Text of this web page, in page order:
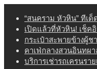
content
“สนคราม หัวหิน” ทีเ
เปิดแล้วที่หัวหิน! เช็ค
กระเป๋าสะพายข้างผู้
คาเฟ่กลางสวนอินทผ
บริการเช่ารถเครนรา